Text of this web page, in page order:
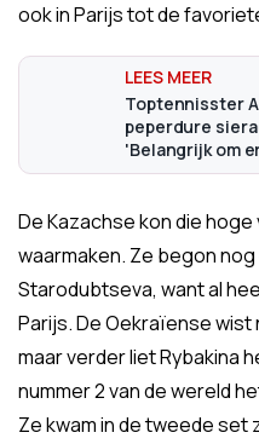
ook in Parijs tot de
Toptennisster
peperdure
'Belangrijk om
De Kazachse kon die
waarmaken. Ze begon
Starodubtseva, want al
Parijs. De Oekraïense
maar verder liet Rybakina
nummer 2 van de wereld
Ze kwam in de tweede set